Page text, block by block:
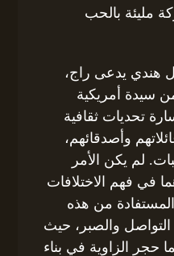
مليئة بالحب
هندي يدعى راج،
سيدة أمريكية
تحديات ثقافية
وأصدقائهم،
لم يكن الأمر
في فهم الاختلافات
المستفادة من هذه
التواصل والصبر، حيث
حجر الزاوية في بناء